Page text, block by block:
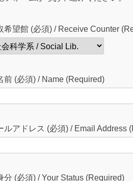
希望館 (必須) / Receive Counter
前 (必須) / Name (Required)
ルアドレス (必須) / Email Address
分 (必須) / Your Status (Required)